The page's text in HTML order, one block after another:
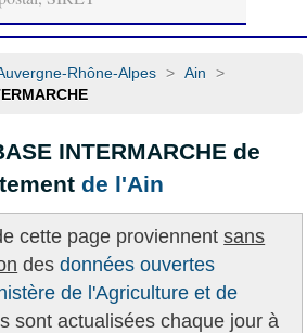
Rhône-Alpes > Ain
>
INTERMARCHE de
de l'Ain
cette page proviennentsans
desdonnées ouvertes
de l'Agriculture et de
sont actualisées chaque jour à